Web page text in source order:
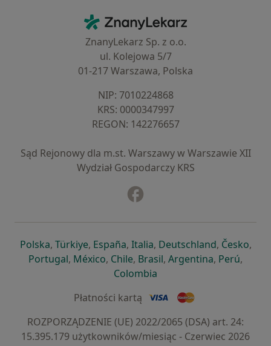
ZnanyLekarz - Strona główna
ZnanyLekarz Sp. z o.o.
ul. Kolejowa 5/7
01-217 Warszawa, Polska
NIP: ⁠7010224868
KRS: ⁠0000347997
REGON: ⁠142276657
Sąd Rejonowy dla m.st. Warszawy w Warszawie XII
Wydział Gospodarczy KRS
Polskaotwiera się w nowej karcie
, Türkiyeotwiera się w nowej karcie
, Españaotwiera się w nowej karcie
, Italiaotwiera się w nowej
, Deutschlandotwiera się
, Česko,
Portugalotwiera się w nowej karcie
, Méxicootwiera się w nowej karcie
, Chileotwiera się w nowej karcie
, Brasilotwiera się w nowej
, Argentinaotwiera się
, Perú,
Colombia
Płatności kartą
ROZPORZĄDZENIE (UE) 2022/2065 (DSA) art. 24:
15.395.179 użytkowników/miesiąc - Czerwiec 2026